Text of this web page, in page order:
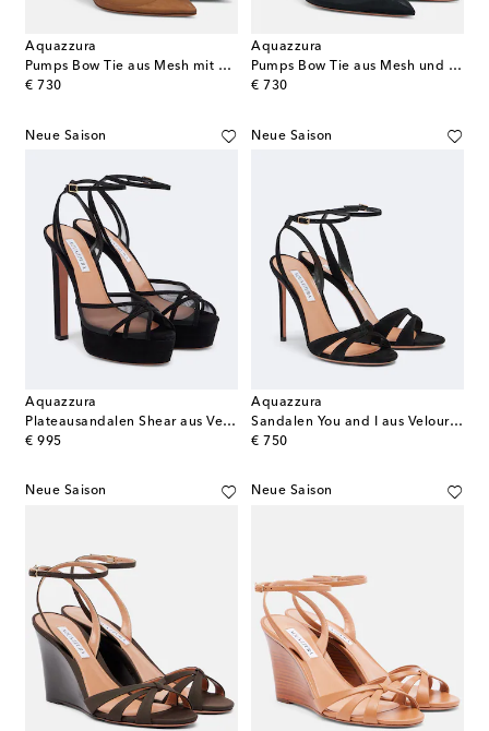
Aquazzura
Pumps Bow Tie aus Mesh mit Veloursleder
€ 730
original price
Aquazzura
Pumps Bow Tie aus Mesh und Veloursleder
€ 730
original price
Neue Saison
Aquazzura
Plateausandalen Shear aus Veloursleder
€ 995
original price
Neue Saison
Aquazzura
Sandalen You and I aus Veloursleder
€ 750
original price
Neue Saison Neue Saison